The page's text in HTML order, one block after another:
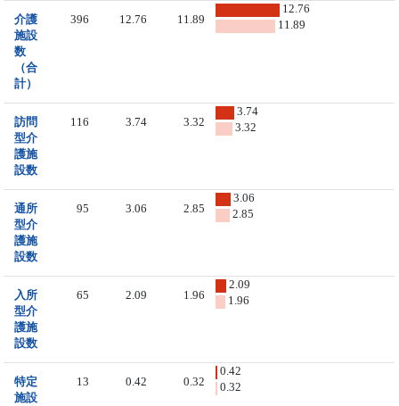
介護
施設
数
（合
計）
396 12.76 11.89
12.76
11.89
訪問
型介
護施
設数
116 3.74 3.32
3.74
3.32
通所
型介
護施
設数
95 3.06 2.85
3.06
2.85
入所
型介
護施
設数
65 2.09 1.96
2.09
1.96
特定
施設
13 0.42 0.32
0.42
0.32